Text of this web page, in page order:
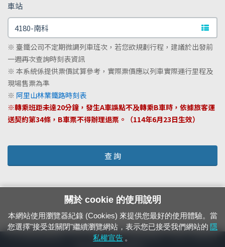
車站
文字
※ 臺鐵公司不定期微調列車班次，若您欲規劃行程，建議於出發前
一週再次查詢時刻表資訊
※ 本系統係提供票價試算參考，實際票價應以列車實際運行里程及
現場售票為準
※ 阿里山林業鐵路時刻表
※轉乘班距未達20分鐘，發生A車誤點不及轉乘B車時，依據旅客運
送契約第34條，B車票不得辦理退票。（114年6月23日生效）
查 詢
24小時緊急通報電話：1933（市話、手機，僅限發現軌道、平交道、橋樑及隧
關於 cookie 的使用說明
本網站使用瀏覽器紀錄 (Cookies) 來提供您最好的使用體驗。當
您選擇"接受並關閉"繼續瀏覽網站，表示您已接受我們網站的 隱
私權宣告 。